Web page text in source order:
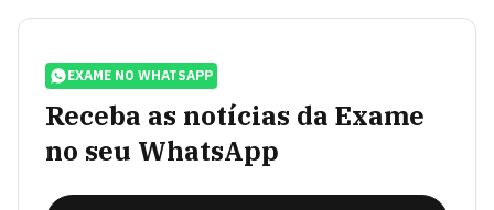
EXAME NO WHATSAPP
Receba as notícias da Exame
no seu WhatsApp